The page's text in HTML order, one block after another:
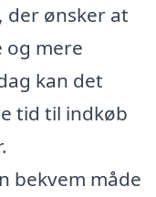
der ønsker at
og mere
kan det
tid til indkøb
bekvem måde